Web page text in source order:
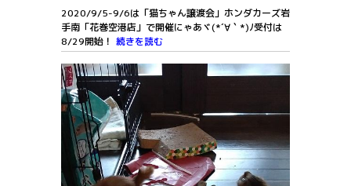
2020/9/5-9/6は「猫ちゃん譲渡会」ホンダカーズ岩
手南「花巻空港店」で開催にゃあヾ(*´∀｀*)ﾉ受付は
8/29開始！ 続きを読む